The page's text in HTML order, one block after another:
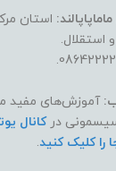
استان
استقلال.
آموزش‌های مفید
سیسمونی درکانال
را کلیک کنید.